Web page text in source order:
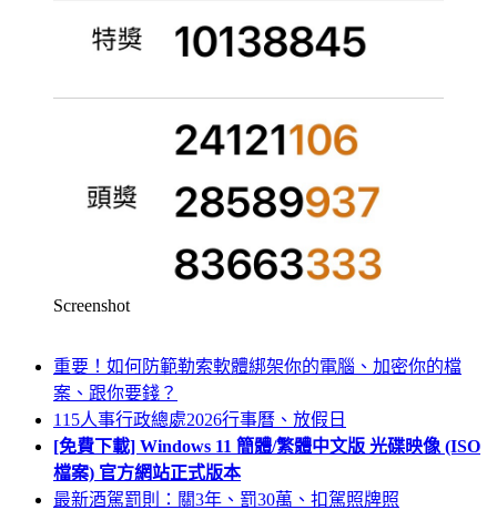
Screenshot
重要！如何防範勒索軟體綁架你的電腦、加密你的檔
案、跟你要錢？
115人事行政總處2026行事曆、放假日
[免費下載] Windows 11 簡體/繁體中文版 光碟映像 (ISO
檔案) 官方網站正式版本
最新酒駕罰則：關3年、罰30萬、扣駕照牌照